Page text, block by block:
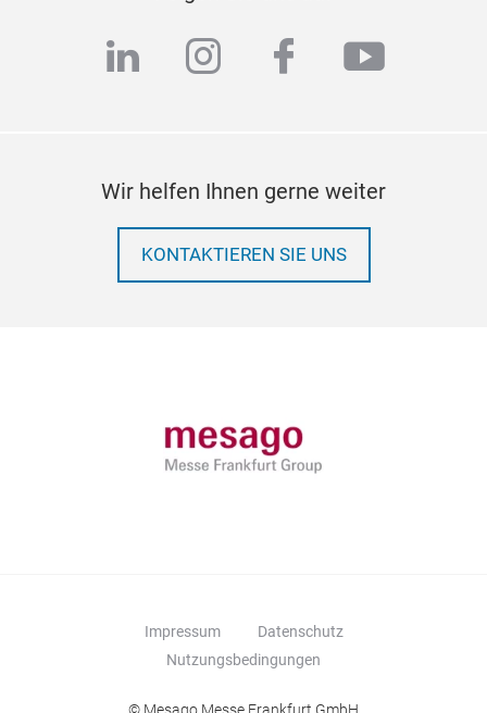
linkedininstagram
facebook
Wir helfen Ihnen gerne weiter
KONTAKTIEREN SIE UNS
Impressum
Datenschutz
Nutzungsbedingungen